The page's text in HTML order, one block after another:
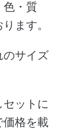
色・質
ます。
のサイズ
ットに
価格を載